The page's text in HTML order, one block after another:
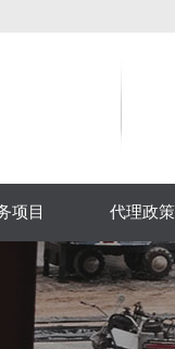
项目 代理政策